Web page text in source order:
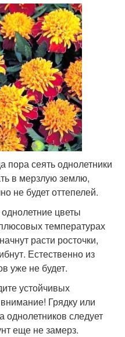
пора сеять однолетники
в мерзлую землю,
не будет оттепелей.
цветы
температурах
расти росточки,
Естественно из
уже не будет.
устойчивых
Грядку или
однолетников следует
еще не замерз.